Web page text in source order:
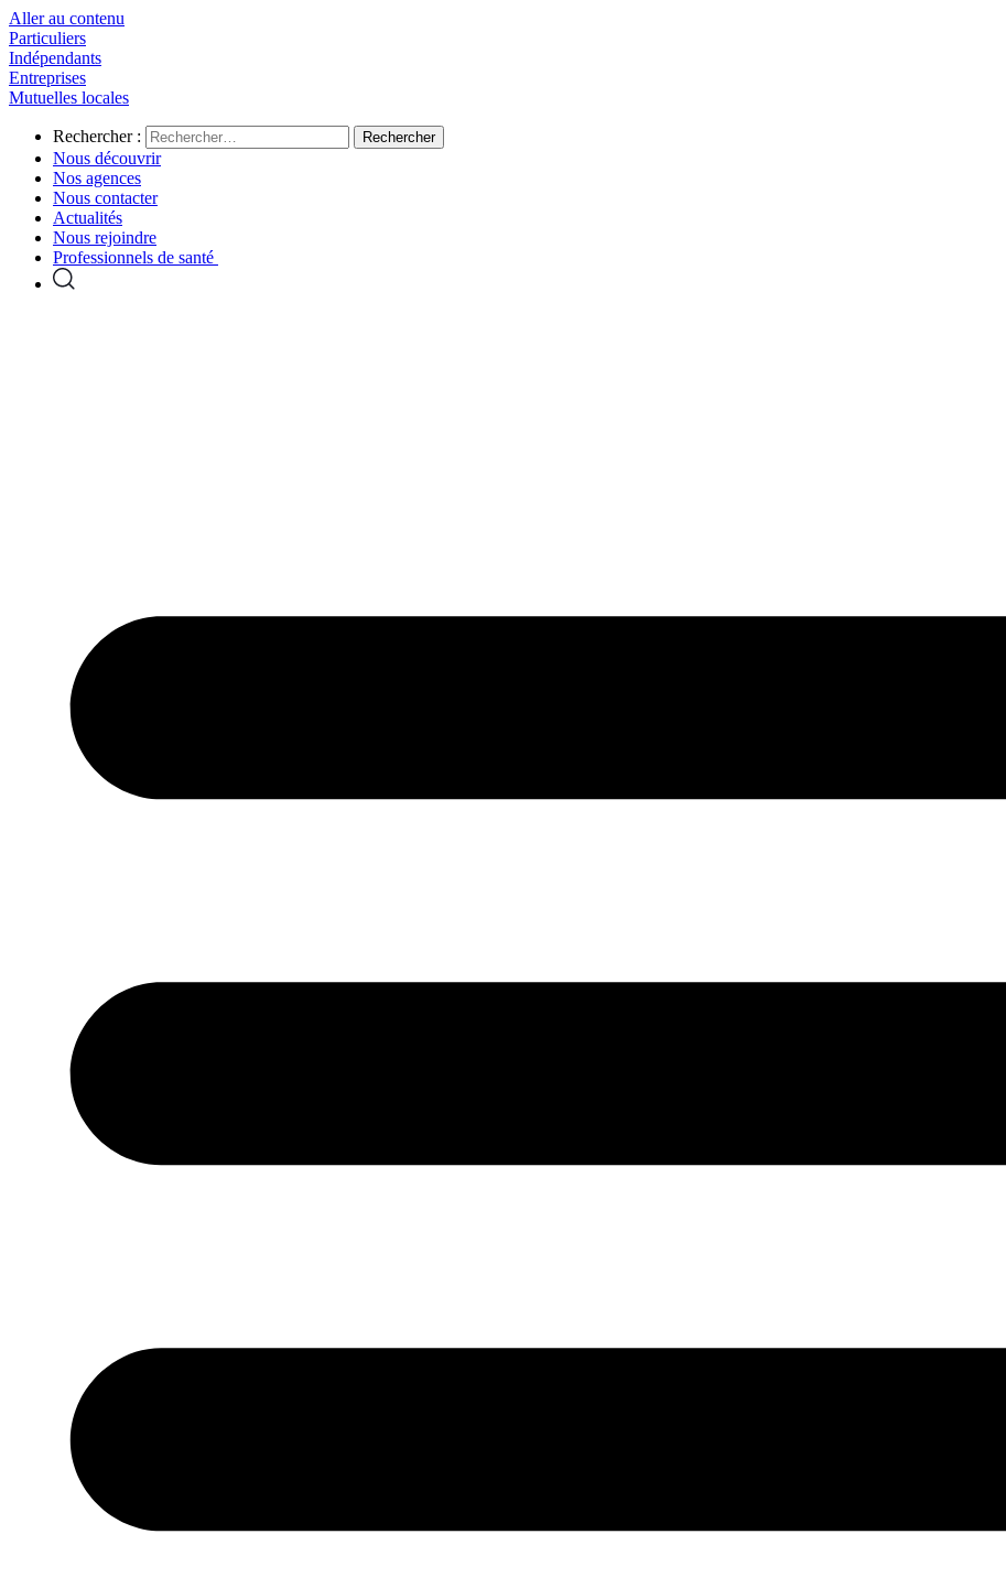
Aller au contenu
Particuliers
Indépendants
Entreprises
Mutuelles locales
Rechercher :
Nous découvrir
Nos agences
Nous contacter
Actualités
Nous rejoindre
Professionnels de santé